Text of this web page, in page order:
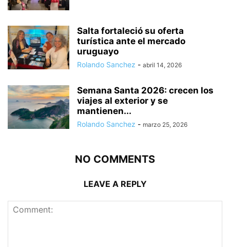
Salta fortaleció su oferta
turística ante el mercado
uruguayo
Rolando Sanchez - abril 14, 2026
Semana Santa 2026: crecen los
viajes al exterior y se
mantienen...
Rolando Sanchez - marzo 25, 2026
NO COMMENTS
LEAVE A REPLY